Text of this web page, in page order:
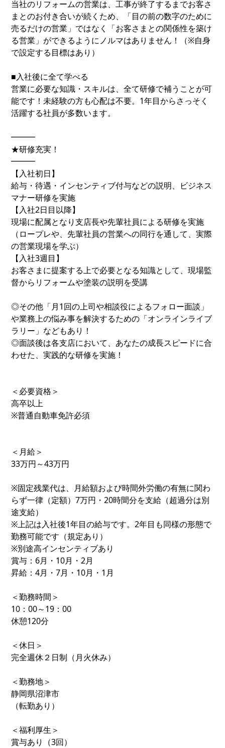
当社のリフォームの営業は、工事が終了するまでお客さ
まとのお付き合いが続くため、「目の前の数字のために
売るだけの営業」ではなく「お客さまとの関係性を築け
る営業」ができるようにノルマはありません！（※自身
で設定する目標はあり）
■入社後に全て学べる
営業に必要な知識・スキルは、全て研修で補うことが可
能です！未経験の方も心配は不要。1年目からさっそく
活躍する社員が多数います。
━━━
★研修充実！
━━━
【入社初日】
給与・待遇・インセンティブ付与などの説明、ビジネス
マナー研修を実施
【入社2日目以降】
現場に配属となり支店長や先輩社員による研修を実施
（ロープレや、先輩社員の営業への同行を通して、実際
の営業現場を学ぶ）
【入社3週目】
お客さまに提案する上で必要となる知識として、現場監
督からリフォームや塗装の説明を受講
◎その他「月1回の上司や相談役によるフォロー面談」
や業務上の悩み事を解決するための「オンラインライブ
ラリー」などもあり！
◎面談後は各支店において、あなたの成長スピードに合
わせた、実践的な研修を実施！
＜必要資格＞
高卒以上
※普通自動車免許必須
＜月給＞
33万円～43万円
※固定残業代は、月給額および時間外労働の有無に関わ
らず一律（定額）7万円・20時間分を支給（超過分は別
途支給）
※上記は入社後1年目の給与です。2年目も同様の形態で
勤務可能です（規定あり）
※別途高インセンティブあり
賞与：6月・10月・2月
昇給：4月・7月・10月・1月
＜勤務時間＞
10：00～19：00
休憩120分
＜休日＞
完全週休２日制（月火休み）
＜勤務地＞
静岡県沼津市
（転勤あり）
＜福利厚生＞
賞与あり（3回）